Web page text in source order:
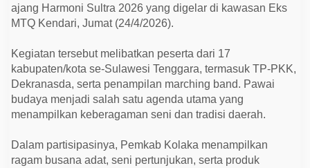
d
i
r
m
o
n
i
S
u
r
a
ajang Harmoni Sultra 2026 yang digelar di kawasan Eks
MTQ Kendari, Jumat (24/4/2026).
Kegiatan tersebut melibatkan peserta dari 17
kabupaten/kota se-Sulawesi Tenggara, termasuk TP-PKK,
Dekranasda, serta penampilan marching band. Pawai
budaya menjadi salah satu agenda utama yang
menampilkan keberagaman seni dan tradisi daerah.
Dalam partisipasinya, Pemkab Kolaka menampilkan
ragam busana adat, seni pertunjukan, serta produk